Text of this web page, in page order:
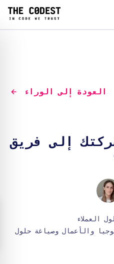
العودة إلى الوراء
إلى فريق
العملاء
والأعمال وصياغة حلول